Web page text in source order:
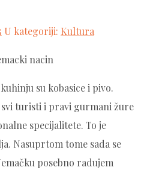
U kategoriji: Kultura
su kobasice i pivo.
turisti i pravi gurmani žure
specijalitete. To je
Nasuprtom tome sada se
posebno radujem